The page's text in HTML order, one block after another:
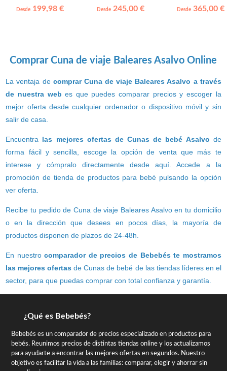
Magic
Desde 199,98 € Desde245,00 € Desde 365,00 €
Comprar Cuna de viaje Baleares Asalvo Online
La ventaja de comprar Cuna de viaje Baleares Asalvo a través
de nuestra web es que puedes comparar precios y escoger la
mejor oferta desde cualquier ordenador o dispositivo móvil y sin
salir de casa.
Encuentra las mejores ofertas de Cunas de bebé Asalvo de
forma fácil y sencilla, escoge la opción de venta que más te
interese y cómpralo directamente desde aquí. Accede a la
promoción de tienda de productos para bebé pulsando la opción
ver oferta.
Recibe tu pedido de Cuna de viaje Baleares Asalvo en tu domicilio
o en la dirección que desees en pocos días, la mayoría de
productos disponen de plazos de 24-48h.
En nuestrocomparador de precios de Bebebés te mostramos
las mejores ofertas de Cunas de bebé de las tiendas líderes en el
sector, para que puedas comprar con total confianza y garantía.
¿Qué es Bebebés?
Bebebés es un comparador de precios especializado en productos para
bebés. Reunimos precios de distintas tiendas online y los actualizamos
para ayudarte a encontrar las mejores ofertas en segundos. Nuestro
objetivo es facilitar la vida a las familias: comparar, elegir y ahorrar sin